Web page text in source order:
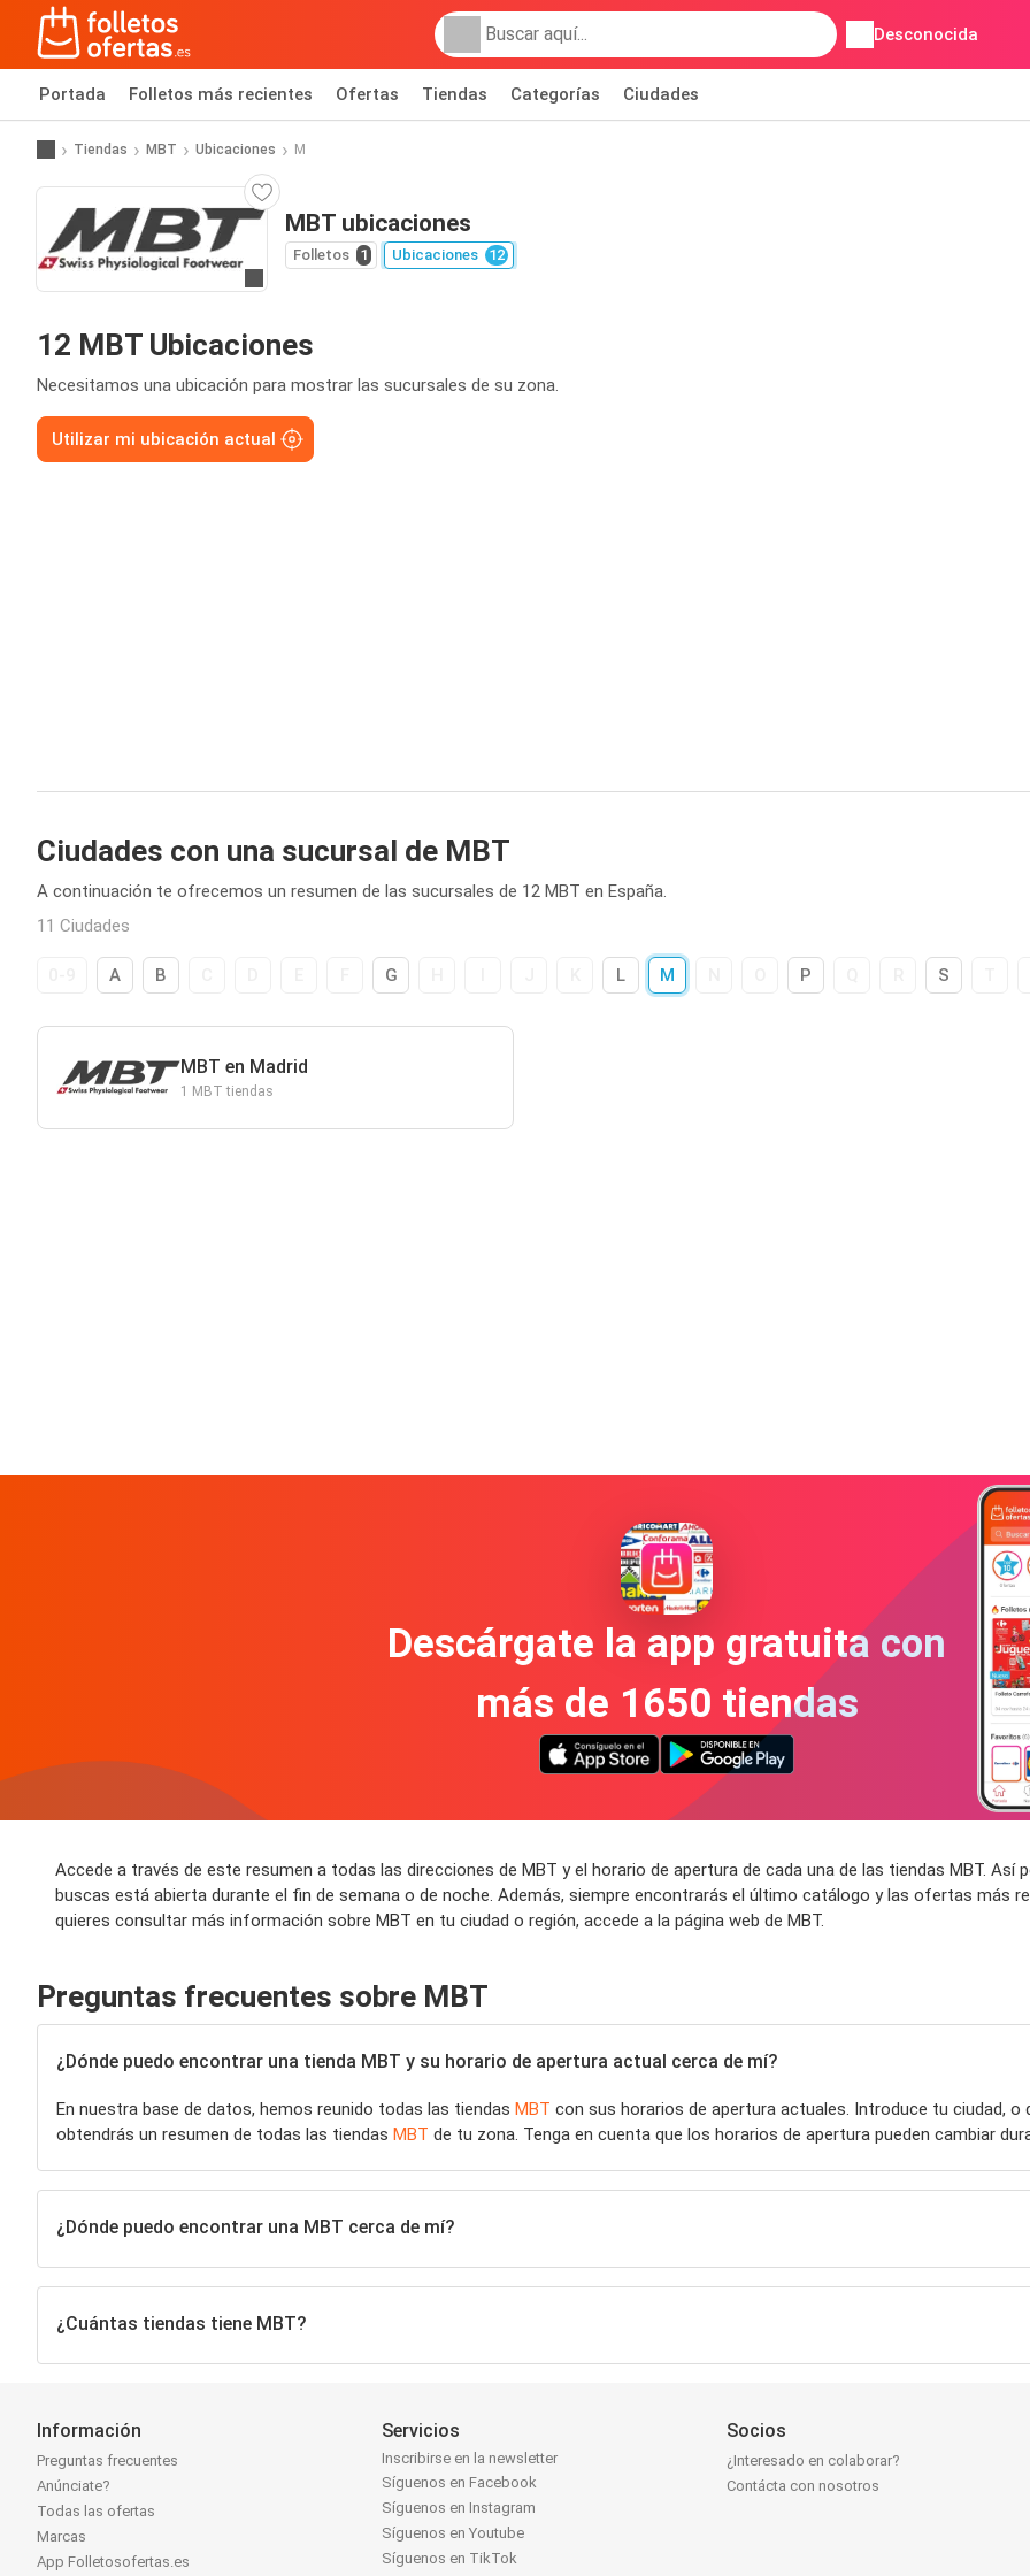
Desconocida
Portada Folletos más recientes Ofertas Tiendas Categorías Ciudades
Tiendas MBT Ubicaciones M
MBT ubicaciones
Folletos 1 Ubicaciones 12
12 MBT Ubicaciones
Necesitamos una ubicación para mostrar las sucursales de su zona.
Utilizar mi ubicación actual
Ciudades con una sucursal de MBT
A continuación te ofrecemos un resumen de las sucursales de 12 MBT en España.
11 Ciudades
A B G L M P S
MBT en Madrid
1 MBT tiendas
Descárgate la app gratuita con
más de 1650 tiendas
Accede a través de este resumen a todas las direcciones de MBT y el horario de apertura de cada una de las tiendas MBT.
buscas está abierta durante el fin de semana o de noche. Además, siempre encontrarás el último catálogo y las ofertas más
quieres consultar más información sobre MBT en tu ciudad o región, accede a la página web de MBT.
Preguntas frecuentes sobre MBT
¿Dónde puedo encontrar una tienda MBT y su horario de apertura actual cerca de mí?
En nuestra base de datos, hemos reunido todas las tiendas MBT con sus horarios de apertura actuales. Introduce tu ciudad,
obtendrás un resumen de todas las tiendas MBT de tu zona. Tenga en cuenta que los horarios de apertura pueden cambiar
¿Dónde puedo encontrar una MBT cerca de mí?
¿Cuántas tiendas tiene MBT?
Información
Preguntas frecuentes
Anúnciate?
Todas las ofertas
Marcas
App Folletosofertas.es
Servicios
Inscribirse en la newsletter
Síguenos en Facebook
Síguenos en Instagram
Síguenos en Youtube
Síguenos en TikTok
Socios
¿Interesado en colaborar?
Contácta con nosotros